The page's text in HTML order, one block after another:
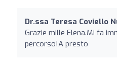
Dr.ssa Teresa Coviello
Grazie mille Elena.Mi fa
percorso!A presto